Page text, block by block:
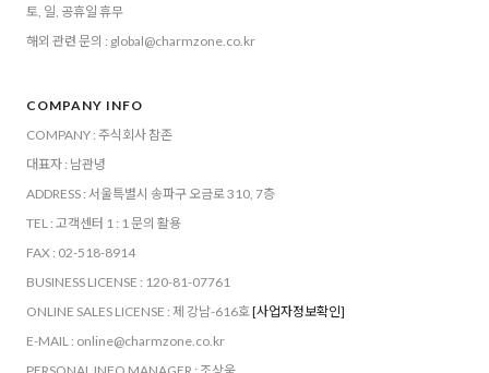
토, 일, 공휴일 휴무
해외 관련 문의 : global@charmzone.co.kr
COMPANY INFO
COMPANY : 주식회사 참존
대표자 : 남관녕
ADDRESS : 서울특별시 송파구 오금로 310, 7층
TEL : 고객센터 1 : 1 문의 활용
FAX : 02-518-8914
BUSINESS LICENSE : 120-81-07761
ONLINE SALES LICENSE : 제 강남-616호[사업자정보확인]
E-MAIL : online@charmzone.co.kr